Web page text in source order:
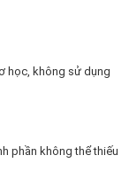
học, không sử dụng
phần không thể thiếu